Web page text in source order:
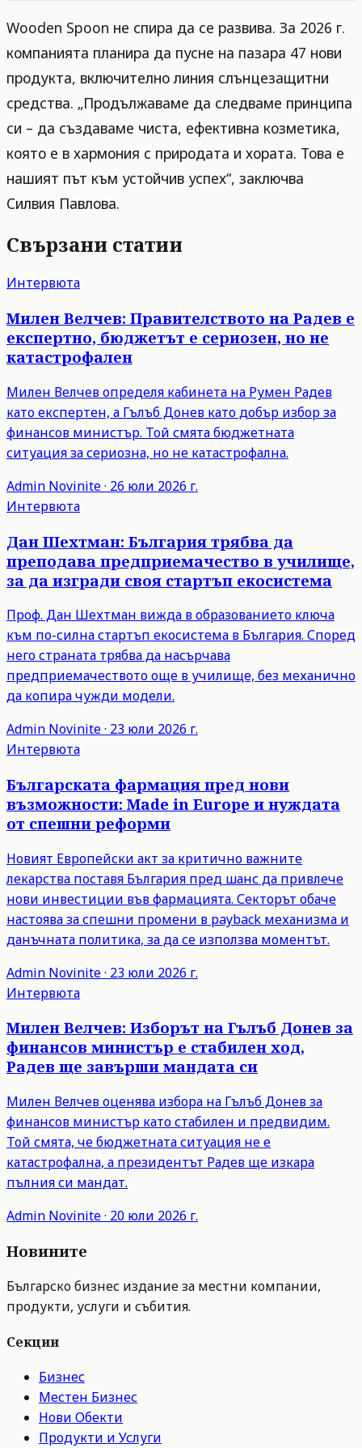
Wooden Spoon не спира да се развива. За 2026 г.
компанията планира да пусне на пазара 47 нови
продукта, включително линия слънцезащитни
средства. „Продължаваме да следваме принципа
си – да създаваме чиста, ефективна козметика,
която е в хармония с природата и хората. Това е
нашият път към устойчив успех“, заключва
Силвия Павлова.
Свързани статии
Интервюта
Милен Велчев: Правителството на Радев е
експертно, бюджетът е сериозен, но не
катастрофален
Милен Велчев определя кабинета на Румен Радев
като експертен, а Гълъб Донев като добър избор за
финансов министър. Той смята бюджетната
ситуация за сериозна, но не катастрофална.
Admin Novinite· 26 юли 2026 г.
Интервюта
Дан Шехтман: България трябва да
преподава предприемачество в училище,
за да изгради своя стартъп екосистема
Проф. Дан Шехтман вижда в образованието ключа
към по-силна стартъп екосистема в България. Според
него страната трябва да насърчава
предприемачеството още в училище, без механично
да копира чужди модели.
Admin Novinite· 23 юли 2026 г.
Интервюта
Българската фармация пред нови
възможности: Made in Europe и нуждата
от спешни реформи
Новият Европейски акт за критично важните
лекарства поставя България пред шанс да привлече
нови инвестиции във фармацията. Секторът обаче
настоява за спешни промени в payback механизма и
данъчната политика, за да се използва моментът.
Admin Novinite· 23 юли 2026 г.
Интервюта
Милен Велчев: Изборът на Гълъб Донев за
финансов министър е стабилен ход,
Радев ще завърши мандата си
Милен Велчев оценява избора на Гълъб Донев за
финансов министър като стабилен и предвидим.
Той смята, че бюджетната ситуация не е
катастрофална, а президентът Радев ще изкара
пълния си мандат.
Admin Novinite· 20 юли 2026 г.
Новините
Българско бизнес издание за местни компании,
продукти, услуги и събития.
Секции
Бизнес
Местен Бизнес
Нови Обекти
Продукти и Услуги